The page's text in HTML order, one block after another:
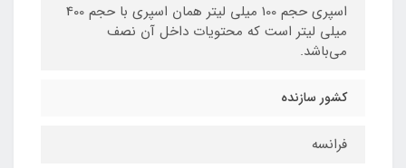
اسپری حجم 100 میلی لیتر همان اسپری با حجم 400
میلی لیتر است که محتویات داخل آن نصف
می‌باشد.
کشور سازنده
فرانسه